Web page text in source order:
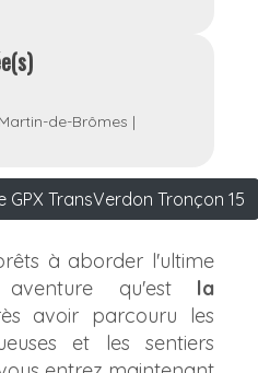
de-Brômes |
TransVerdon Tronçon 15
à aborder l'ultime
qu'estla
avoir parcouru les
et les sentiers